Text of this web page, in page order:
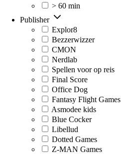
> 60 min
Publisher
Explor8
Bezzerwizzer
CMON
Nerdlab
Spellen voor op reis
Final Score
Office Dog
Fantasy Flight Games
Asmodee kids
Blue Cocker
Libellud
Dotted Games
Z-MAN Games